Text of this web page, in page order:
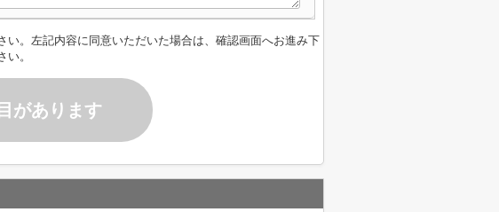
い。左記内容に同意いただいた場合は、確認画面へお進み下
い。
があります